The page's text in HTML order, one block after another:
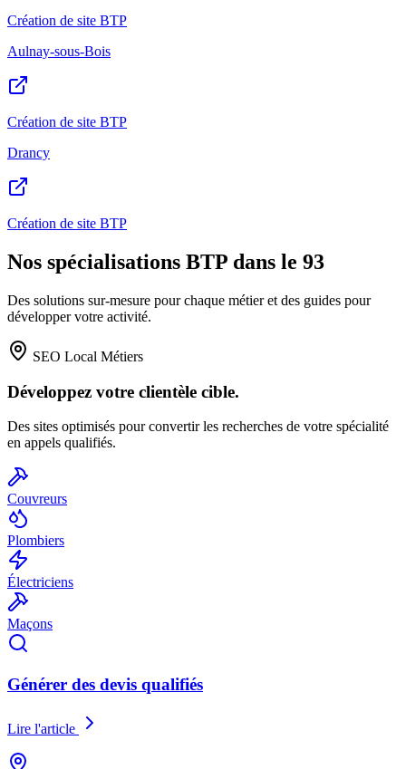
Création de site BTP
Aulnay-sous-Bois
Création de site BTP
Drancy
Création de site BTP
Nos spécialisations BTP dans le 93
Des solutions sur-mesure pour chaque métier et des guides pour
développer votre activité.
SEO Local Métiers
Développez votre clientèle cible.
Des sites optimisés pour convertir les recherches de votre spécialité
en appels qualifiés.
Couvreurs
Plombiers
Électriciens
Maçons
Générer des devis qualifiés
Lire l'article